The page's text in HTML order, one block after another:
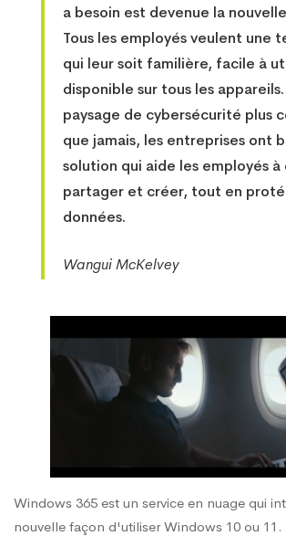
a besoin est devenue la
Tous les employés veulent une
qui leur soit familière, facile à
disponible sur tous les
paysage de cybersécurité plus
que jamais, les entreprises ont
solution qui aide les employés
partager et créer, tout en
données.
Wangui McKelvey
Windows 365 est un service en nuage qui
nouvelle façon d'utiliser Windows 10 ou